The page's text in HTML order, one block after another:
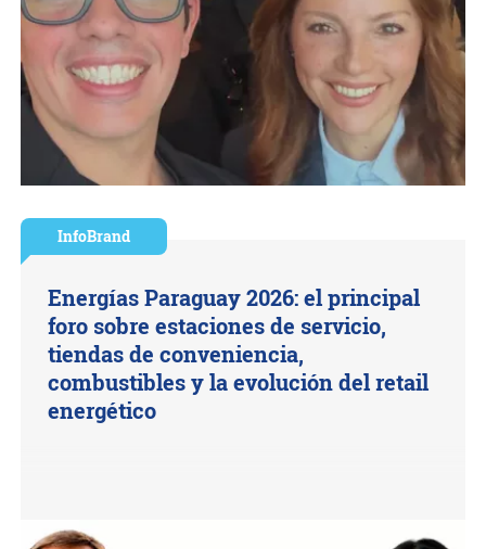
InfoBrand
Energías Paraguay 2026: el principal
foro sobre estaciones de servicio,
tiendas de conveniencia,
combustibles y la evolución del retail
energético